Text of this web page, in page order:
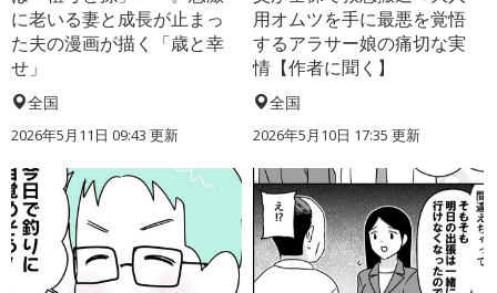
に老いる妻と成長が止まっ
た夫の漫画が描く「歳と幸
せ」
全国
2026年5月11日 09:43 更新
用オムツを手に最悪を覚悟
するアラサー娘の痛切な実
情【作者に聞く】
全国
2026年5月10日 17:35 更新